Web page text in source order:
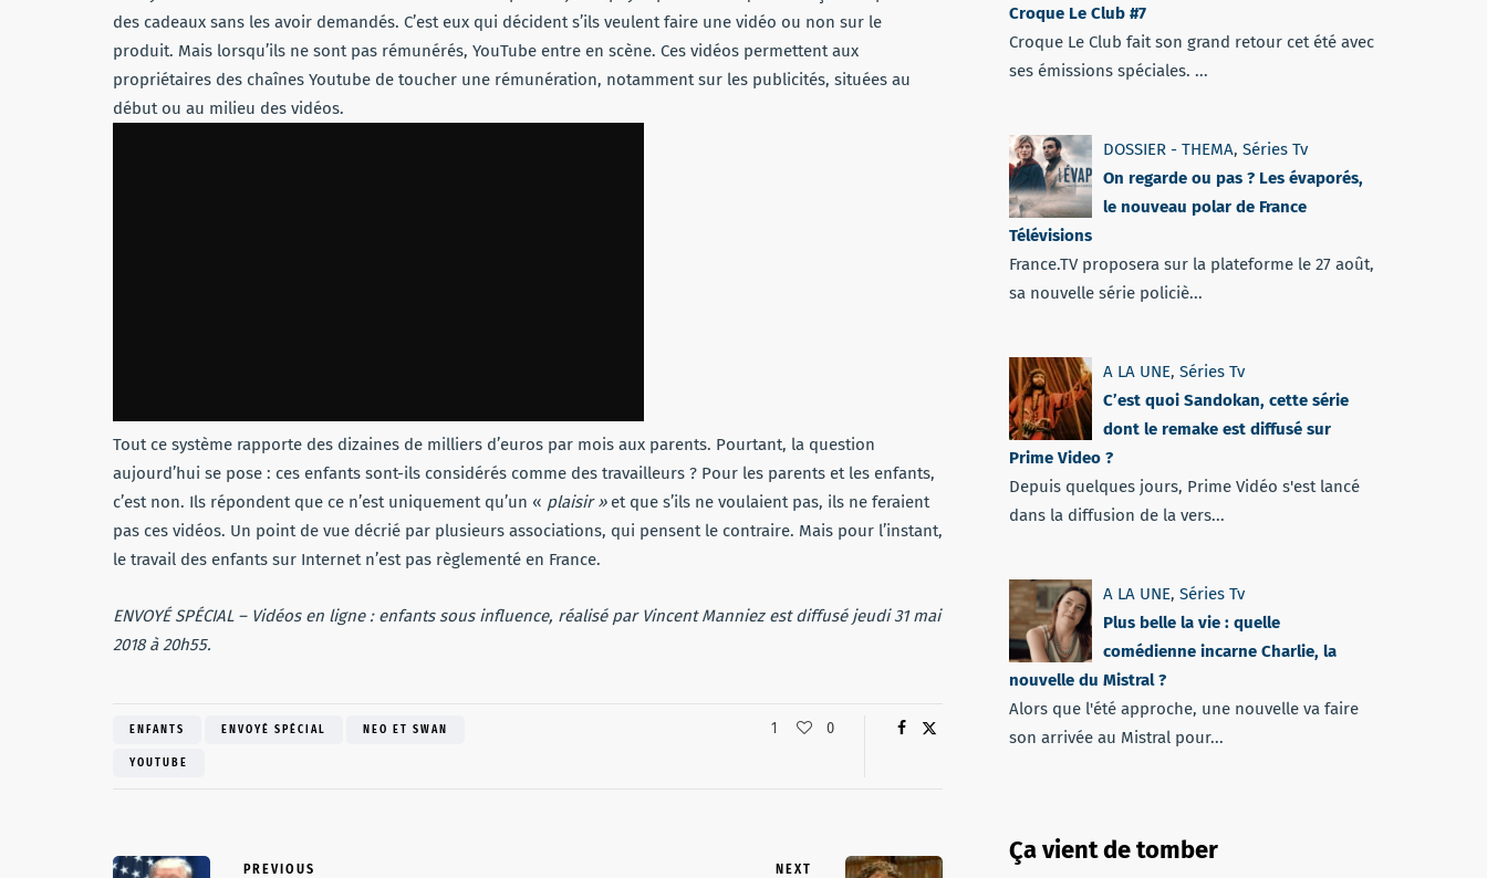
des cadeaux sans les avoir demandés. C’est eux qui décident s’ils veulent faire une vidéo ou non sur le
produit. Mais lorsqu’ils ne sont pas rémunérés, YouTube entre en scène. Ces vidéos permettent aux
propriétaires des chaînes Youtube de toucher une rémunération, notamment sur les publicités, situées au
début ou au milieu des vidéos.
Tout ce système rapporte des dizaines de milliers d’euros par mois aux parents. Pourtant, la question
aujourd’hui se pose : ces enfants sont-ils considérés comme des travailleurs ? Pour les parents et les enfants,
c’est non. Ils répondent que ce n’est uniquement qu’un « plaisir »et que s’ils ne voulaient pas, ils ne feraient
pas ces vidéos. Un point de vue décrié par plusieurs associations, qui pensent le contraire. Mais pour l’instant,
le travail des enfants sur Internet n’est pas règlementé en France.
ENVOYÉ SPÉCIAL – Vidéos en ligne : enfants sous influence, réalisé par Vincent Manniez est diffusé jeudi 31 mai
2018 à 20h55.
ENFANTS ENVOYÉ SPÉCIAL NEO ET SWAN
YOUTUBE
1 0
PREVIOUS NEXT
Croque Le Club #7
Croque Le Club fait son grand retour cet été avec
ses émissions spéciales. ...
DOSSIER - THEMA, Séries Tv
On regarde ou pas ? Les évaporés,
le nouveau polar de France
Télévisions
France.TV proposera sur la plateforme le 27 août,
sa nouvelle série policiè...
A LA UNE, Séries Tv
C’est quoi Sandokan, cette série
dont le remake est diffusé sur
Prime Video ?
Depuis quelques jours, Prime Vidéo s'est lancé
dans la diffusion de la vers...
A LA UNE, Séries Tv
Plus belle la vie : quelle
comédienne incarne Charlie, la
nouvelle du Mistral ?
Alors que l'été approche, une nouvelle va faire
son arrivée au Mistral pour...
Ça vient de tomber